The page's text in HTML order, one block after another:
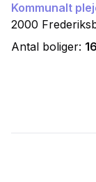
Kommunalt
2000
Antal boliger: